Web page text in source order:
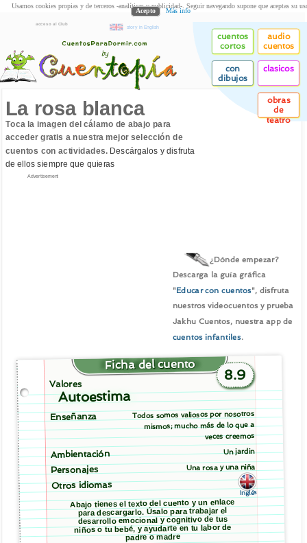
acceso al Club
story in English
cuentos
cortos
audio
cuentos
con
dibujos
clasicos
obras
de
teatro
La rosa blanca
Toca la imagen del cálamo de abajo para
acceder gratis a nuestra mejor selección de
cuentos con actividades.Descárgalos y disfruta
de ellos siempre que quieras
Advertisement
¿Dónde empezar?
Descarga la guía gráfica
"Educar con cuentos", disfruta
nuestros videocuentos y prueba
Jakhu Cuentos, nuestra app de
cuentos infantiles.
Ficha del cuento
8.9
Valores
Autoestima
Enseñanza Todos somos valiosos por nosotros
mismos; mucho más de lo que a
veces creemos
Ambientación Un jardin
Personajes Una rosa y una niña
Otros idiomas
Inglés
Abajo tienes el texto del cuento y un enlace
para descargarlo. Úsalo para trabajar el
desarrollo emocional y cognitivo de tus
niños o tu bebé, y ayudarte en tu labor de
padre o madre
Usamos cookies propias y de terceros -analíticas y publicidad-. Seguir navegando supone que aceptas su
Acepto Más info